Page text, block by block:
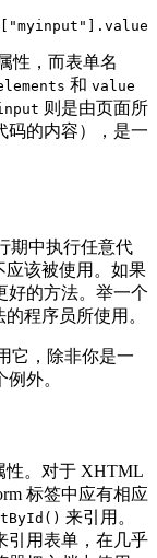
"myinput " ].value
性，而表单名
和 value
则是由页面所
码的内容），是一
期中执行任意代
应该被使用。如果
好的方法。举一个
程序员所使用。
它，除非你是一
外。
。对于 XHTML
标签中应有相应
来引用。
引用表单，在几乎